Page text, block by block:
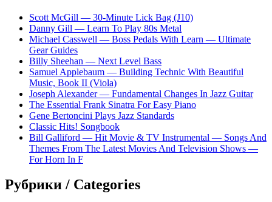
Scott McGill — 30-Minute Lick Bag (J10)
Danny Gill — Learn To Play 80s Metal
Michael Casswell — Boss Pedals With Learn — Ultimate
Gear Guides
Billy Sheehan — Next Level Bass
Samuel Applebaum — Building Technic With Beautiful
Music, Book II (Viola)
Joseph Alexander — Fundamental Changes In Jazz Guitar
The Essential Frank Sinatra For Easy Piano
Gene Bertoncini Plays Jazz Standards
Classic Hits! Songbook
Bill Galliford — Hit Movie & TV Instrumental — Songs And
Themes From The Latest Movies And Television Shows —
For Horn In F
Рубрики / Categories